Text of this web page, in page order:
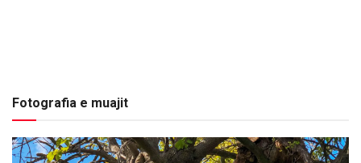
Fotografia e muajit